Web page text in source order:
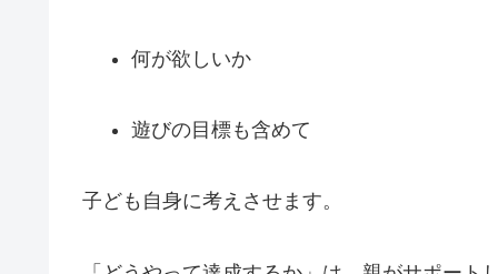
何が欲しいか
遊びの目標も含めて
子ども自身に考えさせます。